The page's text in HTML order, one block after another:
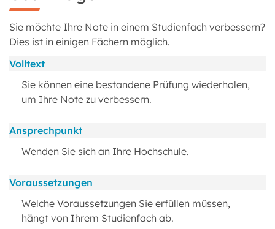
Sie möchte Ihre Note in einem Studienfach verbessern?
Dies ist in einigen Fächern möglich.
Volltext
Sie können eine bestandene Prüfung wiederholen,
um Ihre Note zu verbessern.
Ansprechpunkt
Wenden Sie sich an Ihre Hochschule.
Voraussetzungen
Welche Voraussetzungen Sie erfüllen müssen,
hängt von Ihrem Studienfach ab.